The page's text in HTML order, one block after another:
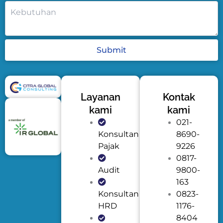
Submit
Layanan
kami
Konsultan
Pajak
Audit
Konsultan
HRD
Kontak
kami
021-
8690-
9226
0817-
9800-
163
0823-
1176-
8404